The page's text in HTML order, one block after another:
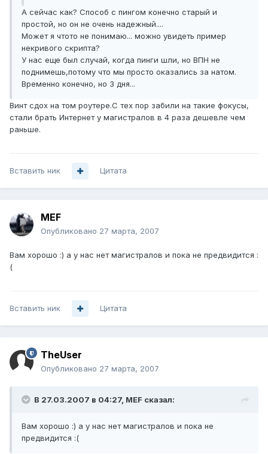
А сейчас как? Способ с пингом конечно старый и
простой, но он не очень надежный....
Может я чтото не понимаю... можно увидеть пример
некривого скрипта?
У нас еще был случай, когда пинги шли, но ВПН не
поднимешь,потому что мы просто оказались за натом.
Временно конечно, но 3 дня...
Винт сдох на том роутере.С тех пор забили на такие фокусы,
стали брать Интернет у магистралов в 4 раза дешевле чем
раньше.
Вставить ник Цитата
MEF
Опубликовано 27 марта, 2007
Вам хорошо :) а у нас нет магистралов и пока не предвидится :
(
Вставить ник Цитата
TheUser
Опубликовано 27 марта, 2007
В 27.03.2007 в 04:27, MEF сказал:
Вам хорошо :) а у нас нет магистралов и пока не
предвидится :(